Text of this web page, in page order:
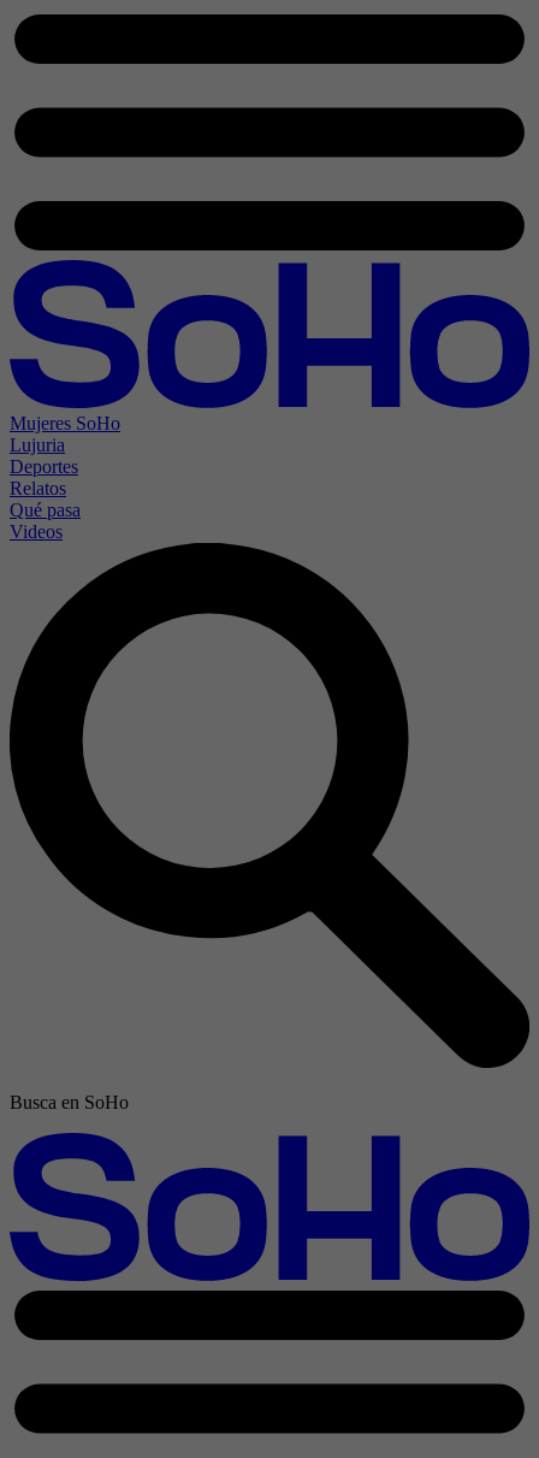
Mujeres SoHo
Lujuria
Deportes
Relatos
Qué pasa
Videos
Busca en SoHo